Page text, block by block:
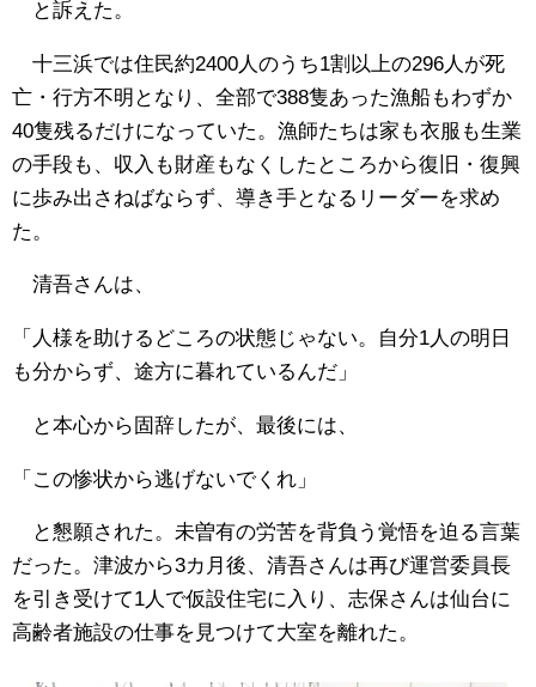
と訴えた。
十三浜では住民約2400人のうち1割以上の296人が死
亡・行方不明となり、全部で388隻あった漁船もわずか
40隻残るだけになっていた。漁師たちは家も衣服も生業
の手段も、収入も財産もなくしたところから復旧・復興
に歩み出さねばならず、導き手となるリーダーを求め
た。
清吾さんは、
「人様を助けるどころの状態じゃない。自分1人の明日
も分からず、途方に暮れているんだ」
と本心から固辞したが、最後には、
「この惨状から逃げないでくれ」
と懇願された。未曽有の労苦を背負う覚悟を迫る言葉
だった。津波から3カ月後、清吾さんは再び運営委員長
を引き受けて1人で仮設住宅に入り、志保さんは仙台に
高齢者施設の仕事を見つけて大室を離れた。